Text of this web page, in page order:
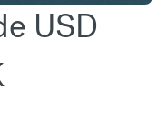
USD